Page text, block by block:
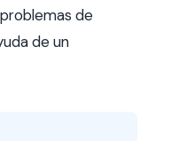
de
de un